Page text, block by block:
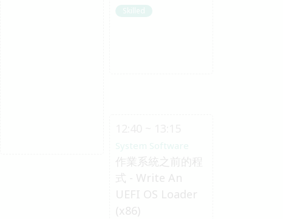
Skilled
System Software
作業系統之前的程
式 - Write An
UEFI OS Loader
(x86)